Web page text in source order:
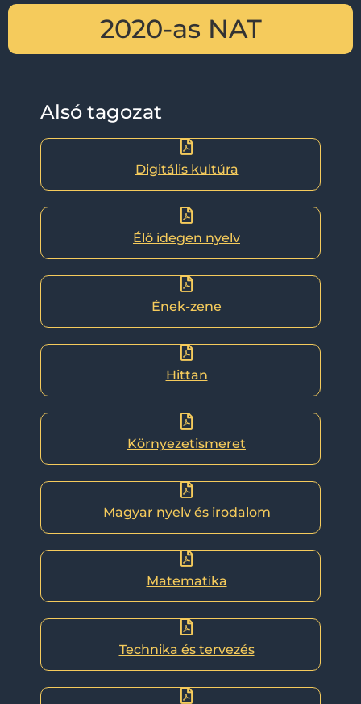
2020-as NAT
Alsó tagozat
Digitális kultúra
Élő idegen nyelv
Ének-zene
Hittan
Környezetismeret
Magyar nyelv és irodalom
Matematika
Technika és tervezés